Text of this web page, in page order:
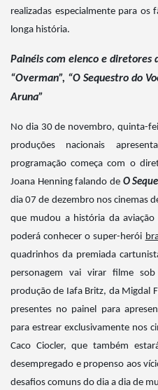
realizadas especialmente para
longa história.
Painéis com elenco e diretores
“Overman”, “O Sequestro do
Aruna”
No dia 30 de novembro, quinta-
produções nacionais
programação começa com o
Joana Henning falando de O
dia 07 de dezembro nos cinemas
que mudou a história da aviação
poderá conhecer o super-herói
quadrinhos da premiada
personagem vai virar filme
produção de Iafa Britz, da Migdal
presentes no painel para
para estrear exclusivamente nos
Caco Ciocler, que também
desempregado e propenso aos
desafios comuns do dia a dia de